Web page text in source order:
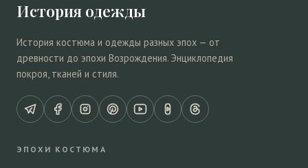
История одежды
История костюма и одежды разных эпох — от
древности до эпохи Возрождения. Энциклопедия
покроя, тканей и стиля.
ЭПОХИ КОСТЮМА